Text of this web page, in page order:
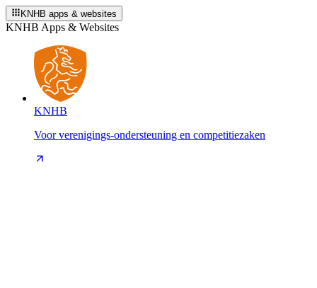
KNHB apps & websites
KNHB Apps & Websites
KNHB
Voor verenigings-ondersteuning en competitiezaken